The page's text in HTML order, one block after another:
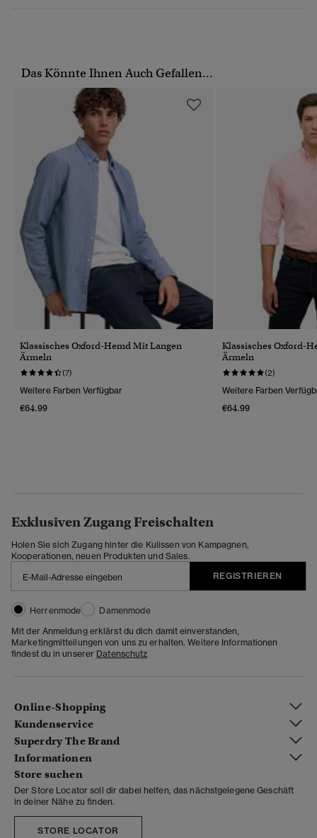
Das Könnte Ihnen Auch Gefallen...
Klassisches Oxford-Hemd Mit Langen
Ärmeln
(7)
Weitere Farben Verfügbar
€64.99
Klassisches Oxford-
Ärmeln
(2)
Weitere Farben
€64.99
Exklusiven Zugang Freischalten
Holen Sie sich Zugang hinter die Kulissen von Kampagnen,
Kooperationen, neuen Produkten und Sales.
REGISTRIEREN
Herrenmode
Damenmode
Mit der Anmeldung erklärst du dich damit einverstanden,
Marketingmitteilungen von uns zu erhalten. Weitere Informationen
findest du in unserer Datenschutz
Online-Shopping
Kundenservice
Superdry The Brand
Informationen
Store suchen
Der Store Locator soll dir dabei helfen, das nächstgelegene Geschäft
in deiner Nähe zu finden.
STORE LOCATOR